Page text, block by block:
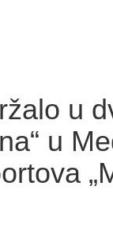
u
u